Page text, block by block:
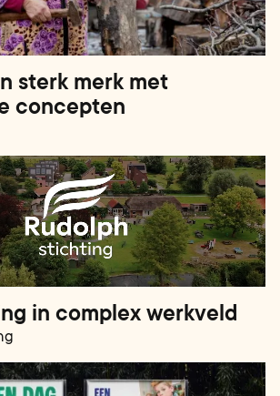
sterk merk met
concepten
in complex werkveld